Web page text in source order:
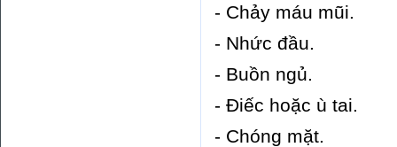
- Chảy máu mũi.
- Nhức đầu.
- Buồn ngủ.
- Điếc hoặc ù tai.
- Chóng mặt.